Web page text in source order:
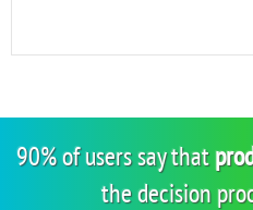
90% of users say that
the decision